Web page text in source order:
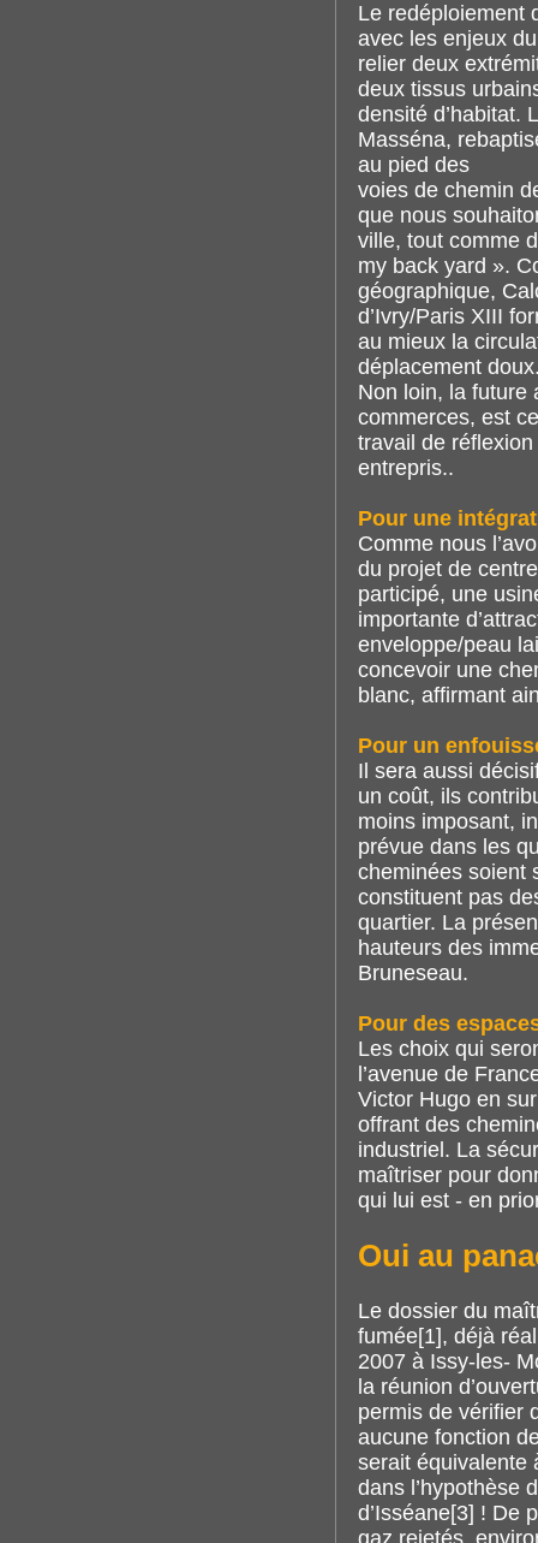
Le redéploiement
avec les enjeux
relier deux
deux tissus
densité d’habitat.
Masséna,
au pied des
voies de chemin
que nous
ville, tout comme
my back yard ».
géographique,
d’Ivry/Paris XIII
au mieux la
déplacement
Non loin, la future
commerces, est
travail de
entrepris..
Pour une
Comme nous
du projet de
participé, une
importante
enveloppe/peau
concevoir une
blanc, affirmant
Pour un
Il sera aussi
un coût, ils
moins imposant,
prévue dans les
cheminées soient
constituent pas
quartier. La
hauteurs des
Bruneseau.
Pour des
Les choix qui
l’avenue de
Victor Hugo en
offrant des
industriel. La
maîtriser pour
qui lui est - en
Oui au
Le dossier du
fumée[1], déjà
2007 à Issy-les-
la réunion
permis de vérifier
aucune fonction
serait équivalente
dans l’hypothèse
d’Isséane[3] ! De
gaz rejetés,